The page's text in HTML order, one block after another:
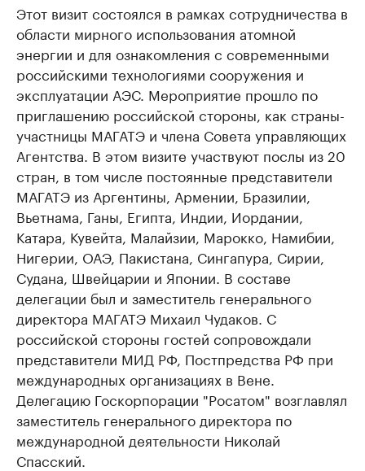
Этот визит состоялся в рамках сотрудничества в
области мирного использования атомной
энергии и для ознакомления с современными
российскими технологиями сооружения и
эксплуатации АЭС. Мероприятие прошло по
приглашению российской стороны, как страны-
участницы МАГАТЭ и члена Совета управляющих
Агентства. В этом визите участвуют послы из 20
стран, в том числе постоянные представители
МАГАТЭ из Аргентины, Армении, Бразилии,
Вьетнама, Ганы, Египта, Индии, Иордании,
Катара, Кувейта, Малайзии, Марокко, Намибии,
Нигерии, ОАЭ, Пакистана, Сингапура, Сирии,
Судана, Швейцарии и Японии. В составе
делегации был и заместитель генерального
директора МАГАТЭ Михаил Чудаков. С
российской стороны гостей сопровождали
представители МИД РФ, Постпредства РФ при
международных организациях в Вене.
Делегацию Госкорпорации "Росатом" возглавлял
заместитель генерального директора по
международной деятельности Николай
Спасский.